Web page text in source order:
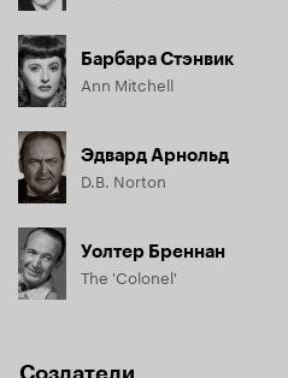
Барбара Стэнвик
Ann Mitchell
Эдвард Арнольд
D.B. Norton
Уолтер Бреннан
The 'Colonel'